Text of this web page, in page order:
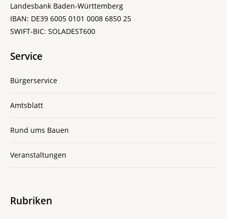
Landesbank Baden-Württemberg
IBAN: DE39 6005 0101 0008 6850 25
SWIFT-BIC: SOLADEST600
Service
Bürgerservice
Amtsblatt
Rund ums Bauen
Veranstaltungen
Rubriken